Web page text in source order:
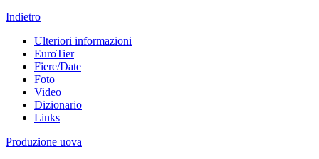
Indietro
Ulteriori informazioni
EuroTier
Fiere/Date
Foto
Video
Dizionario
Links
Produzione uova